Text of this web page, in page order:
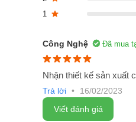
1
Công Nghệ Đã mua
Nhận thiết kế sản xuất
Trả lời •
16/02/2023
Viết đánh giá